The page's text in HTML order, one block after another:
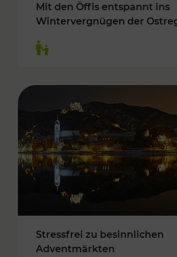
Mit den Öffis entspannt ins
Wintervergnügen der
Stressfrei zu besinnlichen
Adventmärkten